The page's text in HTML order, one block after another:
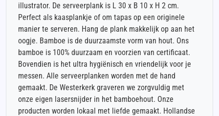
illustrator. De serveerplank is L 30 x B 10 x H 2 cm.
Perfect als kaasplankje of om tapas op een originele
manier te serveren. Hang de plank makkelijk op aan het
oogje. Bamboe is de duurzaamste vorm van hout. Ons
bamboe is 100% duurzaam en voorzien van certificaat.
Bovendien is het ultra hygiënisch en vriendelijk voor je
messen. Alle serveerplanken worden met de hand
gemaakt. De Westerkerk graveren we zorgvuldig met
onze eigen lasersnijder in het bamboehout. Onze
producten worden lokaal met liefde gemaakt. Hollandse